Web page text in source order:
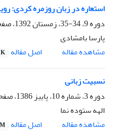
استعاره در زبان روزمره کردی:
دوره 9، 34-35، زمستان 1392، صفحه
پارسا بامشادی
مشاهده مقاله
اصل مقاله
نسبیت زبانی
دوره 3، شماره 10، پاییز 1386، صفحه
الهه ستوده نما
مشاهده مقاله
اصل مقاله